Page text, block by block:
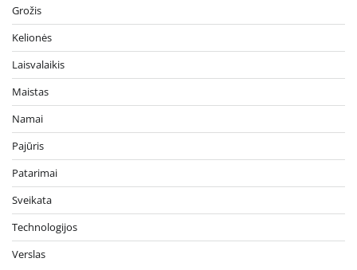
Grožis
Kelionės
Laisvalaikis
Maistas
Namai
Pajūris
Patarimai
Sveikata
Technologijos
Verslas